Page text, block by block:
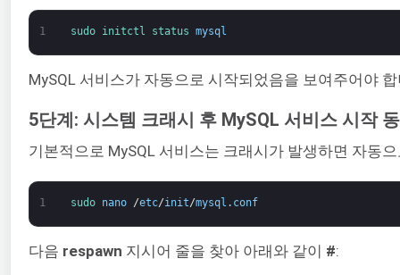
1 sudo initctl status mysql
MySQL 서비스가 자동으로 시작되었음을 보여주어야
5단계: 시스템 크래시 후 MySQL 서비스 시작
기본적으로 MySQL 서비스는 크래시가 발생하면 자동
1 sudo nano /etc/init/mysql . conf
다음 respawn 지시어 줄을 찾아 아래와 같이 #: